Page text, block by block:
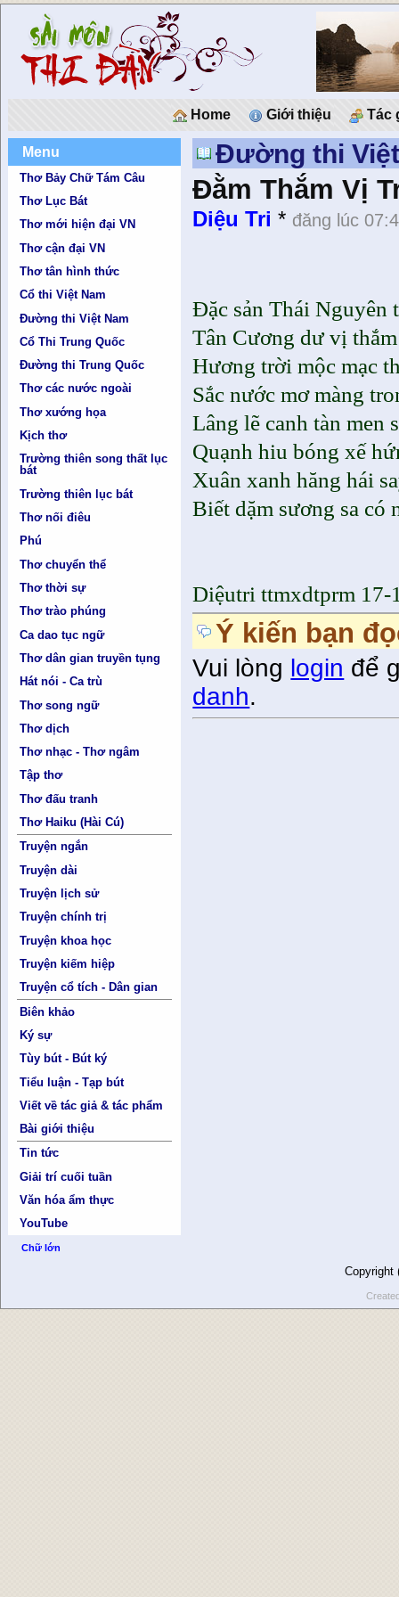
Home Giới thiệu Tác
Menu
Thơ Bảy Chữ Tám Câu
Thơ Lục Bát
Thơ mới hiện đại VN
Thơ cận đại VN
Thơ tân hình thức
Cổ thi Việt Nam
Đường thi Việt Nam
Cổ Thi Trung Quốc
Đường thi Trung Quốc
Thơ các nước ngoài
Thơ xướng họa
Kịch thơ
Trường thiên song thất lục
bát
Trường thiên lục bát
Thơ nối điêu
Phú
Thơ chuyển thể
Thơ thời sự
Thơ trào phúng
Ca dao tục ngữ
Thơ dân gian truyền tụng
Hát nói - Ca trù
Thơ song ngữ
Thơ dịch
Thơ nhạc - Thơ ngâm
Tập thơ
Thơ đấu tranh
Thơ Haiku (Hài Cú)
Truyện ngắn
Truyện dài
Truyện lịch sử
Truyện chính trị
Truyện khoa học
Truyện kiếm hiệp
Truyện cổ tích - Dân gian
Biên khảo
Ký sự
Tùy bút - Bút ký
Tiểu luận - Tạp bút
Viết về tác giả & tác phẩm
Bài giới thiệu
Tin tức
Giải trí cuối tuần
Văn hóa ẩm thực
YouTube
Chữ lớn
Đường thi
Đằm Thắm Vị
Diệu Tri * đăng lúc
Đặc sản Thái Nguyên
Tân Cương dư vị
Hương trời mộc mạc
Sắc nước mơ màng
Lâng lẽ canh tàn men
Quạnh hiu bóng xế
Xuân xanh hăng hái
Biết dặm sương sa có
Diệutri ttmxdtprm 17-
Ý kiến bạn
Vui lòng login để
danh.
Copyright